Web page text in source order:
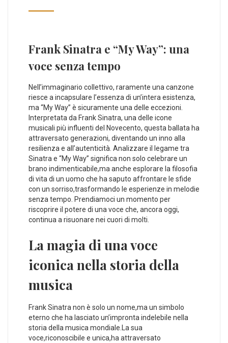
Frank Sinatra e “My Way”: una
voce senza tempo
Nell’immaginario collettivo, ​raramente‌ una canzone
riesce a incapsulare l’essenza di un’intera esistenza,
ma “My Way”‌ è sicuramente una delle eccezioni.
Interpretata da Frank Sinatra, una delle icone
musicali più influenti del Novecento, questa ballata ha
attraversato generazioni, ‍diventando un inno alla
resilienza​ e all’autenticità. Analizzare il legame tra
Sinatra e “My ⁤Way” significa non solo ​celebrare un
brano indimenticabile,ma anche esplorare la filosofia
di vita di un uomo che ⁤ha saputo affrontare ‌le sfide
con un sorriso,trasformando le esperienze in melodie
senza tempo. Prendiamoci un momento‍ per
riscoprire il potere di una ⁣voce che, ancora oggi,
continua a risuonare nei cuori ​di molti.
La magia di​ una voce
iconica nella storia della
musica
Frank Sinatra non è solo un nome,ma un simbolo
eterno che ha lasciato un’impronta indelebile nella
storia della⁢ musica mondiale.La sua
voce,riconoscibile e unica,ha‍ attraversato